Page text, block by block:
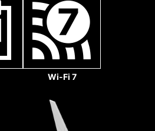
Wi-Fi 7